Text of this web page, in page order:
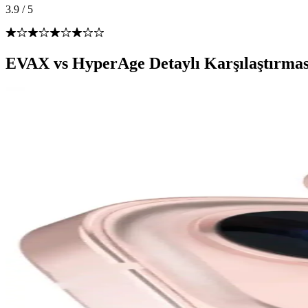
3.9 / 5
EVAX vs HyperAge Detaylı